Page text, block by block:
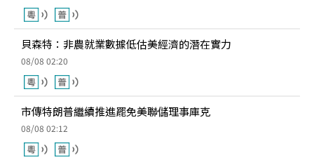
貝森特：非農就業數據低估美經濟的潛在實力
08/08 02:20
市傳特朗普繼續推進罷免美聯儲理事庫克
08/08 02:12